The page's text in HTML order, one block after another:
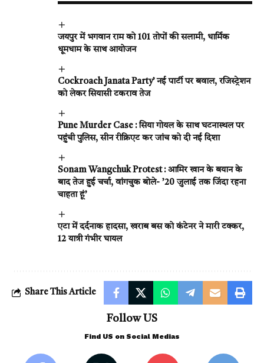
जयपुर में भगवान राम को 101 तोपों की सलामी, धार्मिक
धूमधाम के साथ आयोजन
Cockroach Janata Party’ नई पार्टी पर बवाल, रजिस्ट्रेशन
को लेकर सियासी टकराव तेज
Pune Murder Case : सिया गोयल के साथ घटनास्थल पर
पहुंची पुलिस, सीन रीक्रिएट कर जांच को दी नई दिशा
Sonam Wangchuk Protest : आमिर खान के बयान के
बाद तेज हुई चर्चा, वांगचुक बोले- ’20 जुलाई तक जिंदा रहना
चाहता हूं’
एटा में दर्दनाक हादसा, खराब बस को कंटेनर ने मारी टक्कर,
12 यात्री गंभीर घायल
Share This Article
Follow US
Find US on Social Medias